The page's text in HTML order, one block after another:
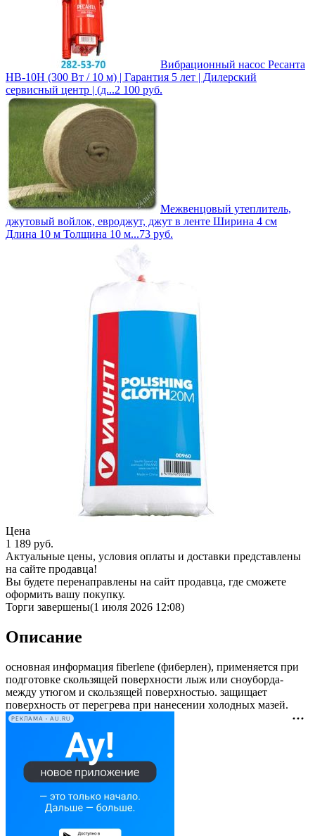
Вибрационный насос Ресанта
НВ-10Н (300 Вт / 10 м) | Гарантия 5 лет | Дилерский
сервисный центр | (д...2 100 руб.
Межвенцовый утеплитель,
джутовый войлок, евроджут, джут в ленте Ширина 4 см
Длина 10 м Толщина 10 м...73 руб.
Цена
1 189 руб.
Актуальные цены, условия оплаты и доставки представлены
на сайте продавца!
Вы будете перенаправлены на сайт продавца, где сможете
оформить вашу покупку.
Торги завершены(1 июля 2026 12:08)
Описание
основная информация fiberlene (фиберлен), применяется при
подготовке скользящей поверхности лыж или сноуборда-
между утюгом и скользящей поверхностью. защищает
поверхность от перегрева при нанесении холодных мазей.
РЕКЛАМА • AU.RU